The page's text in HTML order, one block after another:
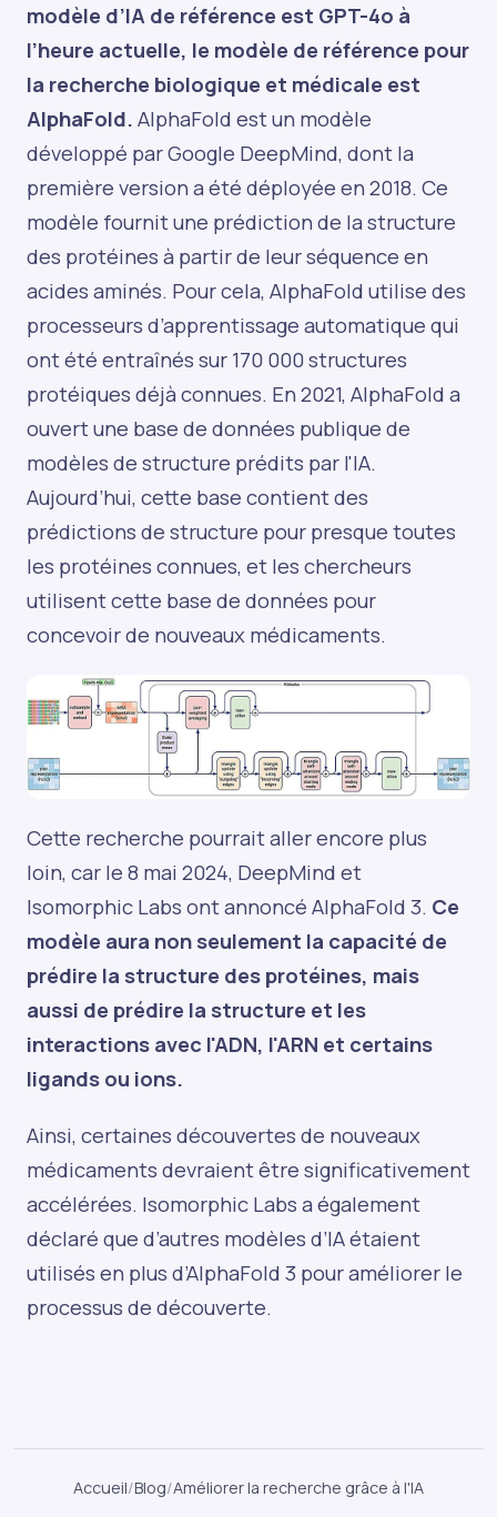
modèle d’IA de référence est GPT-4o à
l’heure actuelle, le modèle de référence pour
la recherche biologique et médicale est
AlphaFold.AlphaFold est un modèle
développé par Google DeepMind, dont la
première version a été déployée en 2018. Ce
modèle fournit une prédiction de la structure
des protéines à partir de leur séquence en
acides aminés. Pour cela, AlphaFold utilise des
processeurs d’apprentissage automatique qui
ont été entraînés sur 170 000 structures
protéiques déjà connues. En 2021, AlphaFold a
ouvert une base de données publique de
modèles de structure prédits par l'IA.
Aujourd’hui, cette base contient des
prédictions de structure pour presque toutes
les protéines connues, et les chercheurs
utilisent cette base de données pour
concevoir de nouveaux médicaments.
Cette recherche pourrait aller encore plus
loin, car le 8 mai 2024, DeepMind et
Isomorphic Labs ont annoncé AlphaFold 3. Ce
modèle aura non seulement la capacité de
prédire la structure des protéines, mais
aussi de prédire la structure et les
interactions avec l'ADN, l'ARN et certains
ligands ou ions.
Ainsi, certaines découvertes de nouveaux
médicaments devraient être significativement
accélérées. Isomorphic Labs a également
déclaré que d’autres modèles d’IA étaient
utilisés en plus d’AlphaFold 3 pour améliorer le
processus de découverte.
Accueil/Blog/Améliorer la recherche grâce à l'IA